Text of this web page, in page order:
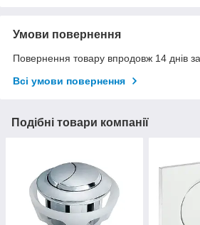
Умови повернення
Повернення товару впродовж 14 днів
Всі умови повернення
Подібні товари компанії